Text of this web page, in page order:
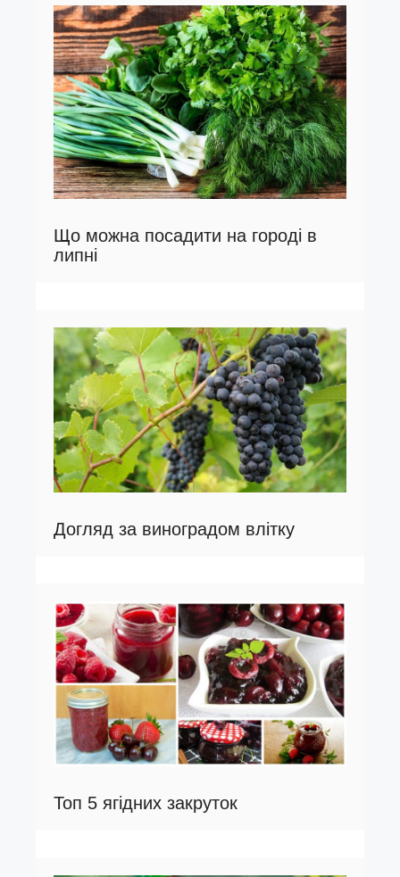
Що можна посадити на городі в
липні
Догляд за виноградом влітку
Топ 5 ягідних закруток